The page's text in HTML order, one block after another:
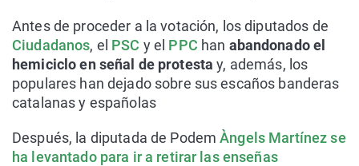
Antes de proceder a la votación, los diputados de
Ciudadanos, el PSC y el PPC han abandonado el
hemiciclo en señal de protesta y, además, los
populares han dejado sobre sus escaños banderas
catalanas y españolas
Después, la diputada de PodemÀngels Martínez se
ha levantado para ir a retirar las enseñas